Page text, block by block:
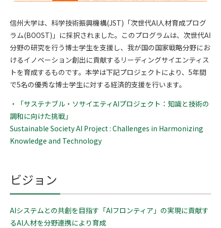
信州大学は、科学技術振興機構(JST)「次世代AI人材育成プログ
ラム(BOOST)」に採択されました。このプログラムは、次世代AI
分野の研究を行う博士学生を支援し、我が国の国家戦略分野にお
けるイノベーション創出に貢献するリーディングサイエンティス
トを育成するものです。本学は下記プロジェクトにより、5年間
で5名の優秀な博士学生に対する経済的支援を行います。
・「サステナブル・ソサイエティAIプロジェクト：知識と技術の
調和に向けた挑戦」
Sustainable Society AI Project : Challenges in Harmonizing
Knowledge and Technology
ビジョン
AIシステムとの共創を目指す「AIフロンティア」の実現に貢献す
るAI人材を分野連携により育成